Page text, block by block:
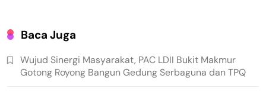
Baca Juga
Wujud Sinergi Masyarakat, PAC LDII Bukit Makmur
Gotong Royong Bangun Gedung Serbaguna dan TPQ